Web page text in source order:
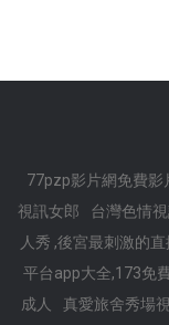
77pzp影片網免費影
視訊女郎
台灣色情
人秀 ,後宮最刺激的
平台app大全,173免
成人
真愛旅舍秀場